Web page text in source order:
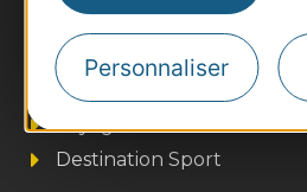
Personnaliser
Business/Mice
Pros d'Occitanie
Site presse et d'influence
Voyagistes
Destination Sport